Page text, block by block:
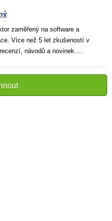
zaměřený na software a
Více než 5 let zkušeností v
návodů a novinek.
lépe porozumět a využít